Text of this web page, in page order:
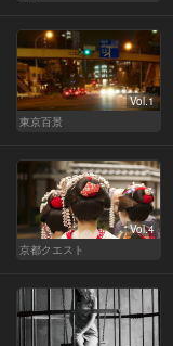
Vol.1
東京百景
Vol.4
京都クエスト